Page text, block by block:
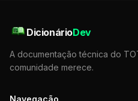
DicionárioDev
A documentação técnica do
comunidade merece.
Navegação